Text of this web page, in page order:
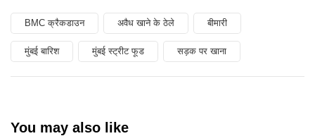
BMC क्रैकडाउन अवैध खाने के ठेले बीमारी
मुंबई बारिश मुंबई स्ट्रीट फूड सड़क पर खाना
You may also like